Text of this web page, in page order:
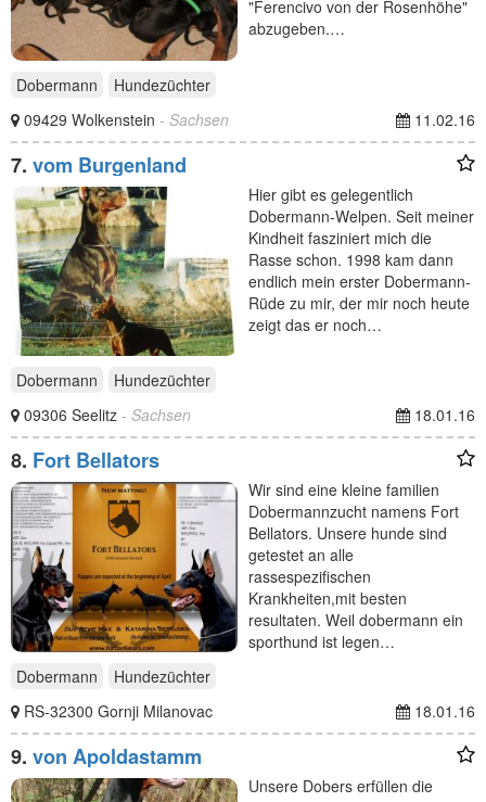
"Ferencivo von der Rosenhöhe"
abzugeben.…
Dobermann
Hundezüchter
09429 Wolkenstein - Sachsen 11.02.16
7. vom Burgenland
Hier gibt es gelegentlich
Dobermann-Welpen. Seit meiner
Kindheit fasziniert mich die
Rasse schon. 1998 kam dann
endlich mein erster Dobermann-
Rüde zu mir, der mir noch heute
zeigt das er noch…
Dobermann
Hundezüchter
09306 Seelitz - Sachsen 18.01.16
8. Fort Bellators
Wir sind eine kleine familien
Dobermannzucht namens Fort
Bellators. Unsere hunde sind
getestet an alle
rassespezifischen
Krankheiten,mit besten
resultaten. Weil dobermann ein
sporthund ist legen…
Dobermann
Hundezüchter
RS-32300 Gornji Milanovac
18.01.16
9. von Apoldastamm
Unsere Dobers erfüllen die